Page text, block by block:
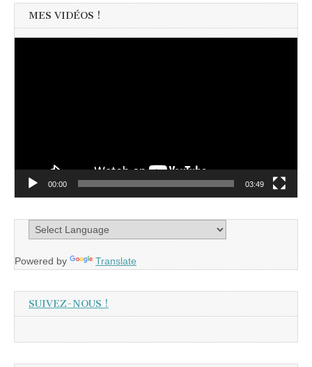
MES VIDÉOS !
00:00 03:49
Powered by Translate
SUIVEZ-NOUS !